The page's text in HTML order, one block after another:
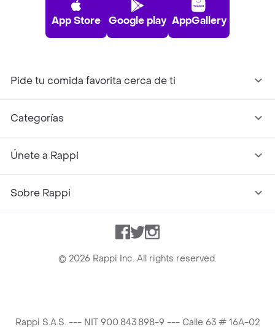
App Store Google play AppGallery
Pide tu comida favorita cerca de ti
Categorías
Únete a Rappi
Sobre Rappi
Facebook
TwitterInstagram
© 2026 Rappi Inc. All rights reserved.
Rappi S.A.S. --- NIT 900.843.898-9 --- Calle 63 # 16A-02